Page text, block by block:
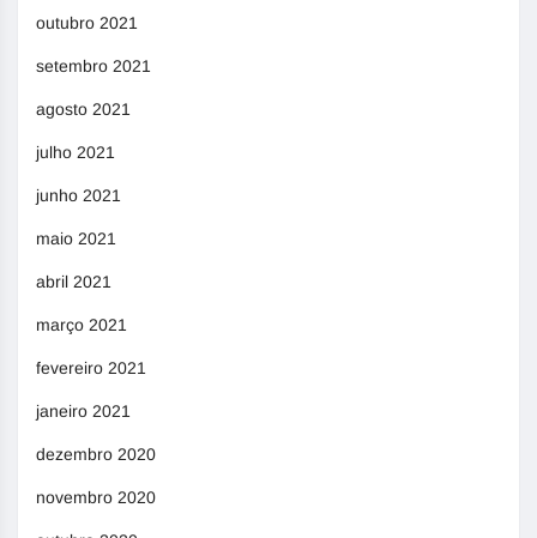
outubro 2021
setembro 2021
agosto 2021
julho 2021
junho 2021
maio 2021
abril 2021
março 2021
fevereiro 2021
janeiro 2021
dezembro 2020
novembro 2020